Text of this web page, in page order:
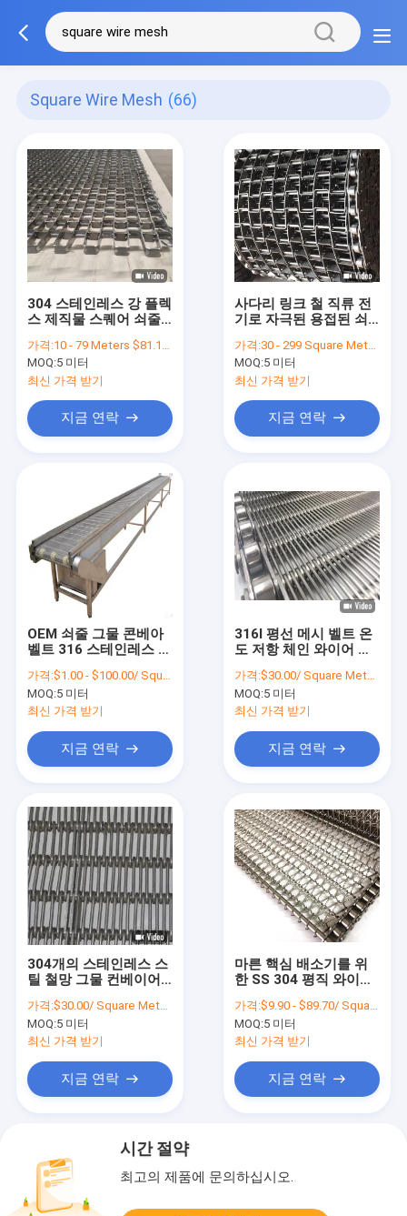
Square Wire Mesh (66)
304 스테인레스 강 플렉
스 제직물 스퀘어 쇠줄
가격:10 - 79 Meters $81.10， >=80 Meters $59.20
MOQ:5 미터
최신 가격 받기
지금 연락
사다리 링크 철 직류 전
기로 자극된 용접된 쇠
가격:30 - 299 Square Meters $30.20， 300 - 1999 Square Meters $29.50， >=2000 Square Meters $28.10
MOQ:5 미터
최신 가격 받기
지금 연락
OEM 쇠줄 그물 콘베아
벨트 316 스테인레스 강
가격:$1.00 - $100.00/ Square Meter|10 Square Meter/Square Meters(Min. Order)
MOQ:5 미터
최신 가격 받기
지금 연락
316l 평선 메시 벨트 온
도 저항 체인 와이어 메
가격:$30.00/ Square Meter 50 Square Meters(Min. Order)
MOQ:5 미터
최신 가격 받기
지금 연락
304개의 스테인레스 스
틸 철망 그물 컨베이어
가격:$30.00/ Square Meter 50 Square Meters(Min. Order)
MOQ:5 미터
최신 가격 받기
지금 연락
마른 핵심 배소기를 위
한 SS 304 평직 와이어
가격:$9.90 - $89.70/ Square Meter|1 Square Meter/Square Meters(Min. Order)
MOQ:5 미터
최신 가격 받기
지금 연락
시간 절약
최고의 제품에 문의하십시오.